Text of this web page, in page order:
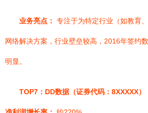
业务亮点： 专注于为特定行业（如教育
网络解决方案，行业壁垒较高，2016年签约
明显。
TOP7：DD数据（证券代码：8XXXXX）